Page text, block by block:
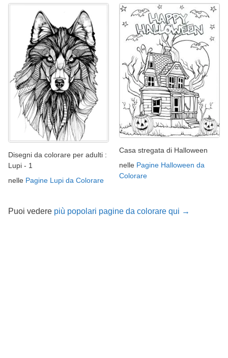
Disegni da colorare per adulti :
Lupi - 1
nelle Pagine Lupi da Colorare
Casa stregata di Halloween
nelle Pagine Halloween da
Colorare
Puoi vedere più popolari pagine da colorare qui →